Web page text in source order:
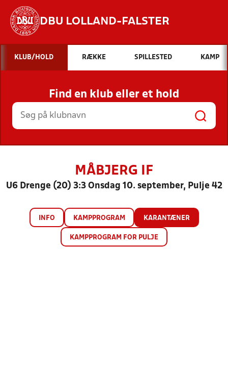
DBU LOLLAND-FALSTER
Hvad vil du søge efter?
INDHOLD OG NYHEDER
STILLINGER, RESULTATER, KLUBBER OG
HOLD
KLUB/HOLD RÆKKE SPILLESTED KAMP
Find en klub eller et hold
MÅBJERG IF
U6 Drenge (20) 3:3 Onsdag 10. september, Pulje 42
INFO KAMPPROGRAM KARANTÆNER
KAMPPROGRAM FOR PULJE